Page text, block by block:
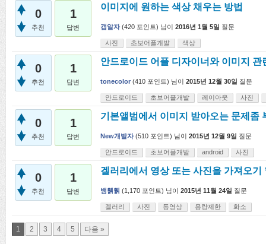
0
추천
1
답변
이미지에 원하는 색상 채우는 방법
갭알자 (420 포인트) 님이 2016년 1월 5일 질문
사진 초보어플개발 색상
0
추천
1
답변
안드로이드 어플 디자이너와 이미지
tonecolor (410 포인트) 님이 2015년 12월 30일 질문
안드로이드 초보어플개발 레이아웃 사진
0
추천
1
답변
기본앨범에서 이미지 받아오는 문제좀
New개발자 (510 포인트) 님이 2015년 12월 9일 질문
안드로이드 초보어플개발 android 사진
0
추천
1
답변
겔러리에서 영상 또는 사진을 가져오기
뱀휅휅 (1,170 포인트) 님이 2015년 11월 24일 질문
겔러리 사진 동영상 용량제한 화소
1 2 3 4 5 다음 »